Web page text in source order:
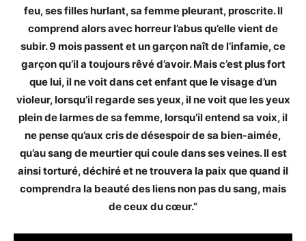
feu, ses filles hurlant, sa femme pleurant, proscrite. Il
comprend alors avec horreur l’abus qu’elle vient de
subir. 9 mois passent et un garçon naît de l’infamie, ce
garçon qu’il a toujours rêvé d’avoir. Mais c’est plus fort
que lui, il ne voit dans cet enfant que le visage d’un
violeur, lorsqu’il regarde ses yeux, il ne voit que les yeux
plein de larmes de sa femme, lorsqu’il entend sa voix, il
ne pense qu’aux cris de désespoir de sa bien-aimée,
qu’au sang de meurtier qui coule dans ses veines. Il est
ainsi torturé, déchiré et ne trouvera la paix que quand il
comprendra la beauté des liens non pas du sang, mais
de ceux du cœur.”